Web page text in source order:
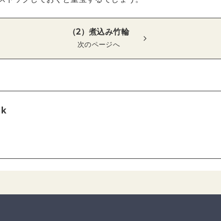
（2）煮込み竹輪
次のページへ